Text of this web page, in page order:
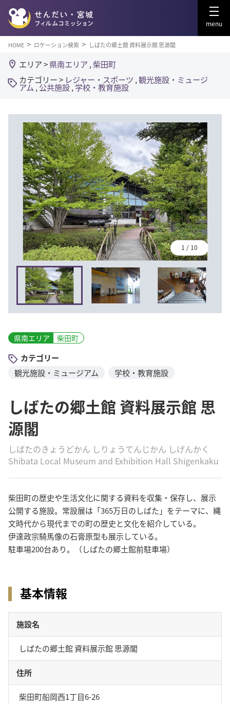
menu
HOME ロケーション検索 しばたの郷土館 資料展示館 思源閣
エリア >県南エリア ,柴田町
カテゴリー > レジャー・スポーツ ,観光施設・ミュージ
アム,公共施設,学校・教育施設
1 / 10
県南エリア 柴田町
カテゴリー
観光施設・ミュージアム
学校・教育施設
しばたの郷土館 資料展示館 思
源閣
しばたのきょうどかん しりょうてんじかん しげんかく
Shibata Local Museum and Exhibition Hall Shigenkaku
柴田町の歴史や生活文化に関する資料を収集・保存し、展示
公開する施設。常設展は「365万日のしばた」をテーマに、縄
文時代から現代までの町の歴史と文化を紹介している。
伊達政宗騎馬像の石膏原型も展示している。
駐車場200台あり。（しばたの郷土館前駐車場）
基本情報
施設名
しばたの郷土館 資料展示館 思源閣
住所
柴田町船岡西1丁目6-26